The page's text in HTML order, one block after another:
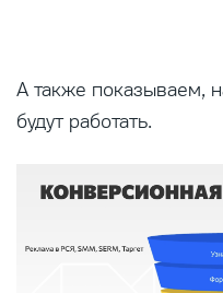
А также показываем,
будут работать.